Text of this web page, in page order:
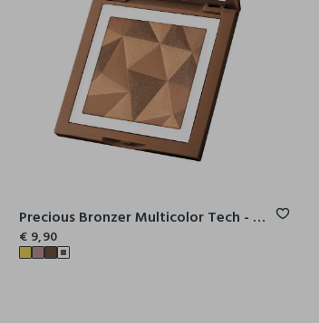
Precious Bronzer Multicolor Tech - Terra Abbronzante Effetto Naturale E Luminoso
€ 9,90